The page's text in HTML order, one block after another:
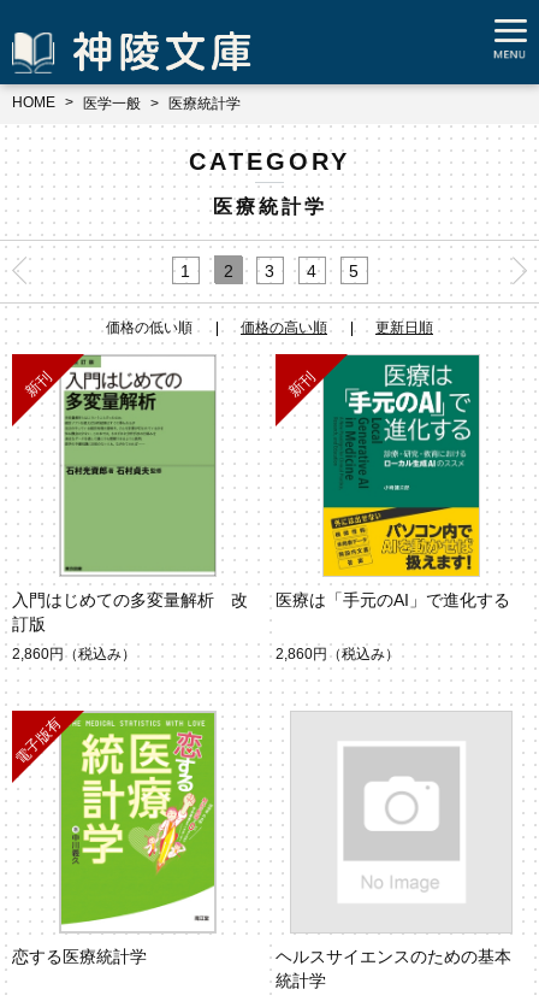
HOME 医学一般 医療統計学
CATEGORY
医療統計学
1 2 3 4 5
価格の低い順 価格の高い順 更新日順
入門はじめての多変量解析 改
訂版
2,860円 （税込み）
医療は「手元のAI」で進化する
2,860円 （税込み）
恋する医療統計学
ヘルスサイエンスのための基本
統計学